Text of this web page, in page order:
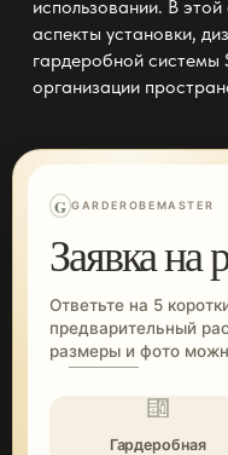
использовании. В
аспекты установки,
гардеробной системы
организации
G GARDEROBEMASTER
Заявка на
Ответьте на 5
предварительный
размеры и фото
Гардеробная